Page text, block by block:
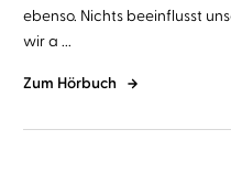
ebenso. Nichts beeinflusst
wir a ...
Zum Hörbuch